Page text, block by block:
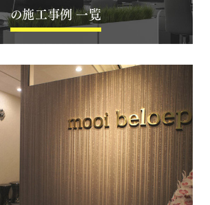
の施工事例 一覧